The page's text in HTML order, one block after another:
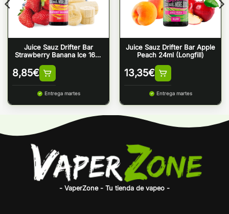
Juice Sauz Drifter Bar
Strawberry Banana Ice 16ml
8,85€
Entrega martes
Juice Sauz Drifter Bar Apple
Peach 24ml (Longfill)
13,35€
Entrega martes
- VaperZone - Tu tienda de vapeo -